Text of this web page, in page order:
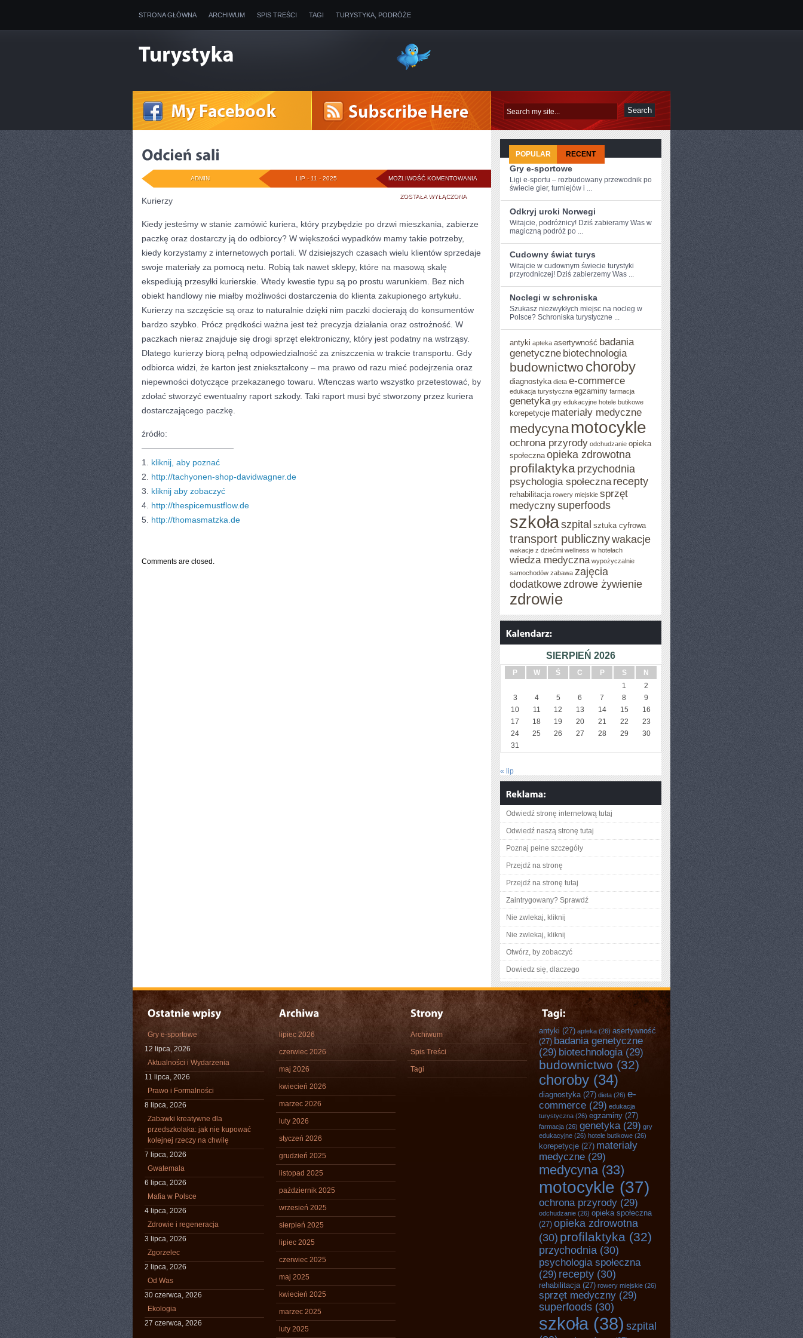
STRONA GŁÓWNA ARCHIWUM SPIS TREŚCI TAGI TURYSTYKA, PODRÓŻE
MOŻLIWOŚĆ KOMENTOWANIA ODCIEŃ
ZOSTAŁA WYŁĄCZONA
LIP - 11 - 2025
ADMIN
Kurierzy
Kiedy jesteśmy w stanie zamówić kuriera, który przybędzie po drzwi mieszkania, zabierze
paczkę oraz dostarczy ją do odbiorcy? W większości wypadków mamy takie potrzeby,
kiedy korzystamy z internetowych portali. W dzisiejszych czasach wielu klientów sprzedaje
swoje materiały za pomocą netu. Robią tak nawet sklepy, które na masową skalę
ekspediują przesyłki kurierskie. Wtedy kwestie typu są po prostu warunkiem. Bez nich
obiekt handlowy nie miałby możliwości dostarczenia do klienta zakupionego artykułu.
Kurierzy na szczęście są oraz to naturalnie dzięki nim paczki docierają do konsumentów
bardzo szybko. Prócz prędkości ważna jest też precyzja działania oraz ostrożność. W
paczkach nieraz znajduje się drogi sprzęt elektroniczny, który jest podatny na wstrząsy.
Dlatego kurierzy biorą pełną odpowiedzialność za zniszczenia w trakcie transportu. Gdy
odbiorca widzi, że karton jest zniekształcony – ma prawo od razu mieć podejrzenia oraz
niepewności dotyczące przekazanego towaru. Wtenczas warto wszystko przetestować, by
zdołać stworzyć ewentualny raport szkody. Taki raport musi być stworzony przez kuriera
dostarczającego paczkę.
źródło:
———————————
1. kliknij, aby poznać
2. http://tachyonen-shop-davidwagner.de
3. kliknij aby zobaczyć
4. http://thespicemustflow.de
5. http://thomasmatzka.de
Comments are closed.
POPULAR RECENT
Gry e-sportowe
Ligi e-sportu – rozbudowany przewodnik po
świecie gier, turniejów i ...
Odkryj uroki Norwegi
Witajcie, podróżnicy! Dziś ⁤zabieramy Was⁤ w
magiczną podróż po ...
Cudowny świat turys
Witajcie w cudownym świecie turystyki
przyrodniczej! Dziś zabierzemy Was ...
Noclegi w schroniska
Szukasz⁢ niezwykłych miejsc na nocleg w
Polsce? Schroniska ⁢turystyczne ...
antyki apteka asertywność badania
genetyczne biotechnologia
budownictwo choroby
diagnostyka dieta e-commerce
edukacja turystyczna egzaminy farmacja
genetyka gry edukacyjne hotele butikowe
korepetycje materiały medyczne
medycyna motocykle
ochrona przyrody odchudzanie opieka
społeczna opieka zdrowotna
profilaktyka przychodnia
psychologia społeczna recepty
rehabilitacja rowery miejskie sprzęt
medycznysuperfoods
szkołaszpital sztuka cyfrowa
transport publicznywakacje
wakacje z dziećmi wellness w hotelach
wiedza medyczna wypożyczalnie
samochodów zabawa zajęcia
dodatkowezdrowe żywienie
zdrowie
SIERPIEŃ 2026
P W Ś C P S
N
1
2
3
4 5 6 7 8
9
10
11 12 13 14 15
16
17
18 19 20 21 22
23
24
25 26 27 28 29
30
31
« lip
Odwiedź stronę internetową tutaj
Odwiedź naszą stronę tutaj
Poznaj pełne szczegóły
Przejdź na stronę
Przejdź na stronę tutaj
Zaintrygowany? Sprawdź
Nie zwlekaj, kliknij
Nie zwlekaj, kliknij
Otwórz, by zobaczyć
Dowiedz się, dlaczego
Gry e-sportowe
12 lipca, 2026
Aktualności i Wydarzenia
11 lipca, 2026
Prawo i Formalności
8 lipca, 2026
Zabawki kreatywne dla
przedszkolaka: jak nie kupować
kolejnej rzeczy na chwilę
7 lipca, 2026
Gwatemala
6 lipca, 2026
Mafia w Polsce
4 lipca, 2026
Zdrowie i regeneracja
3 lipca, 2026
Zgorzelec
2 lipca, 2026
Od Was
30 czerwca, 2026
Ekologia
27 czerwca, 2026
lipiec 2026
czerwiec 2026
maj 2026
kwiecień 2026
marzec 2026
luty 2026
styczeń 2026
grudzień 2025
listopad 2025
październik 2025
wrzesień 2025
sierpień 2025
lipiec 2025
czerwiec 2025
maj 2025
kwiecień 2025
marzec 2025
luty 2025
Archiwum
Spis Treści
Tagi
antyki (27) apteka (26) asertywność
(27) badania genetyczne
(29) biotechnologia (29)
budownictwo (32)
choroby (34)
diagnostyka(27) dieta (26) e-
commerce (29) edukacja
turystyczna (26) egzaminy (27)
farmacja (26) genetyka (29) gry
edukacyjne (26) hotele butikowe (26)
korepetycje (27) materiały
medyczne (29)
medycyna(33)
motocykle (37)
ochrona przyrody (29)
odchudzanie (26) opieka społeczna
(27) opieka zdrowotna
(30) profilaktyka (32)
przychodnia (30)
psychologia społeczna
(29) recepty (30)
rehabilitacja(27) rowery miejskie (26)
sprzęt medyczny (29)
superfoods (30)
szkoła (38) szpital